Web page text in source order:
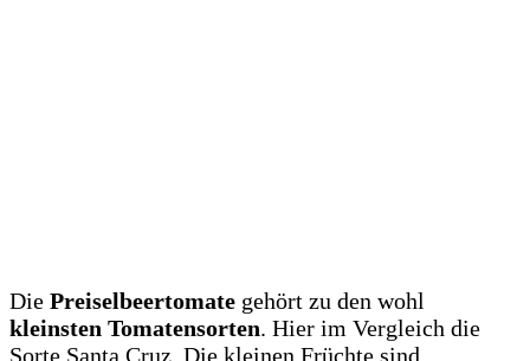
Die Preiselbeertomate gehört zu den wohl
kleinsten Tomatensorten. Hier im Vergleich die
Sorte Santa Cruz. Die kleinen Früchte sind